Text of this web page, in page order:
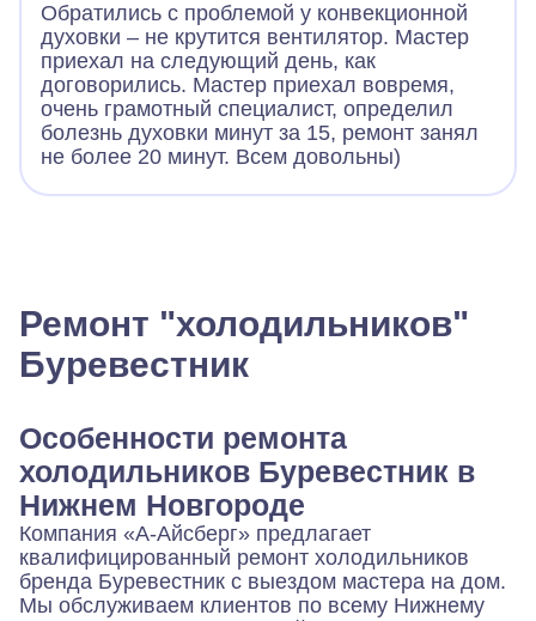
Обратились с проблемой у конвекционной
духовки – не крутится вентилятор. Мастер
приехал на следующий день, как
договорились. Мастер приехал вовремя,
очень грамотный специалист, определил
болезнь духовки минут за 15, ремонт занял
не более 20 минут. Всем довольны)
Ремонт "холодильников"
Буревестник
Особенности ремонта
холодильников Буревестник в
Нижнем Новгороде
Компания «А‑Айсберг» предлагает
квалифицированный ремонт холодильников
бренда Буревестник с выездом мастера на дом.
Мы обслуживаем клиентов по всему Нижнему